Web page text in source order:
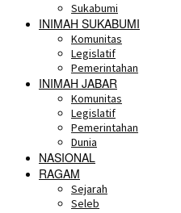
Sukabumi
INIMAH SUKABUMI
Komunitas
Legislatif
Pemerintahan
INIMAH JABAR
Komunitas
Legislatif
Pemerintahan
Dunia
NASIONAL
RAGAM
Sejarah
Seleb